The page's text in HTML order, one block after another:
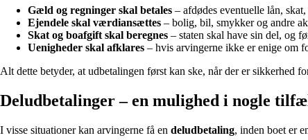
Gæld og regninger skal betales – afdødes eventuelle lån,
Ejendele skal værdiansættes – bolig, bil, smykker og andre
Skat og boafgift skal beregnes – staten skal have sin del, og
Uenigheder skal afklares – hvis arvingerne ikke er enige om
Alt dette betyder, at udbetalingen først kan ske, når der er sikkerhed
Deludbetalinger – en mulighed i nogle
I visse situationer kan arvingerne få en deludbetaling, inden boet er